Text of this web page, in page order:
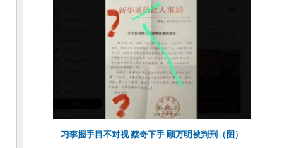
习李握手目不对视 蔡奇下手 顾万明被判刑（图）